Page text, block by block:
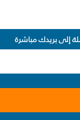
إلى بريدك مباشرة